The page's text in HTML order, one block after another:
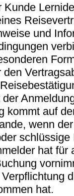
und
kommt auf
wenn
hat für
hat.